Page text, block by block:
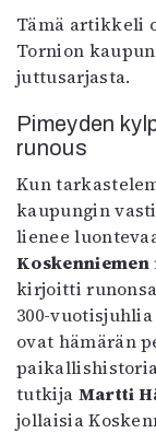
Tämä artikkeli
Tornion
juttusarjasta.
Pimeyden
runous
Kun
kaupungin
lienee
Koskenniemen
kirjoitti
300-
ovat hämärän
tutkija Martti
jollaisia